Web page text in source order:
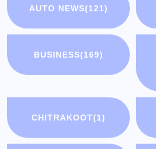
AUTO NEWS(121)
BUSINESS(169)
CHITRAKOOT(1)